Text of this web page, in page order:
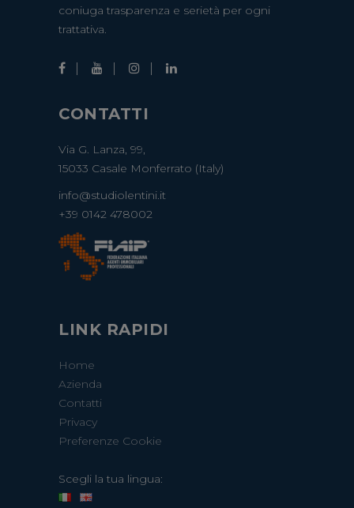
coniuga trasparenza e serietà per ogni
trattativa.
CONTATTI
Via G. Lanza, 99,
15033 Casale Monferrato (Italy)
info@studiolentini.it
+39 0142 478002
LINK RAPIDI
Home
Azienda
Contatti
Privacy
Preferenze Cookie
Scegli la tua lingua: